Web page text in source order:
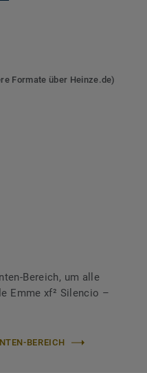
Formate über Heinze.de)
Bereich, um alle
Emme xf² Silencio –
BEREICH